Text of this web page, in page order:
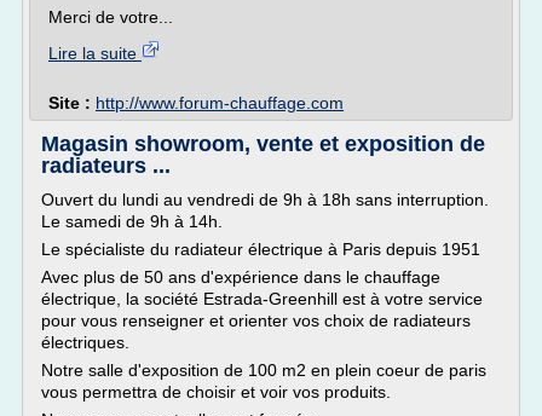
Merci de votre...
Lire la suite
Site : http://www.forum-chauffage.com
Magasin showroom, vente et exposition de
radiateurs ...
Ouvert du lundi au vendredi de 9h à 18h sans interruption.
Le samedi de 9h à 14h.
Le spécialiste du radiateur électrique à Paris depuis 1951
Avec plus de 50 ans d'expérience dans le chauffage
électrique, la société Estrada-Greenhill est à votre service
pour vous renseigner et orienter vos choix de radiateurs
électriques.
Notre salle d'exposition de 100 m2 en plein coeur de paris
vous permettra de choisir et voir vos produits.